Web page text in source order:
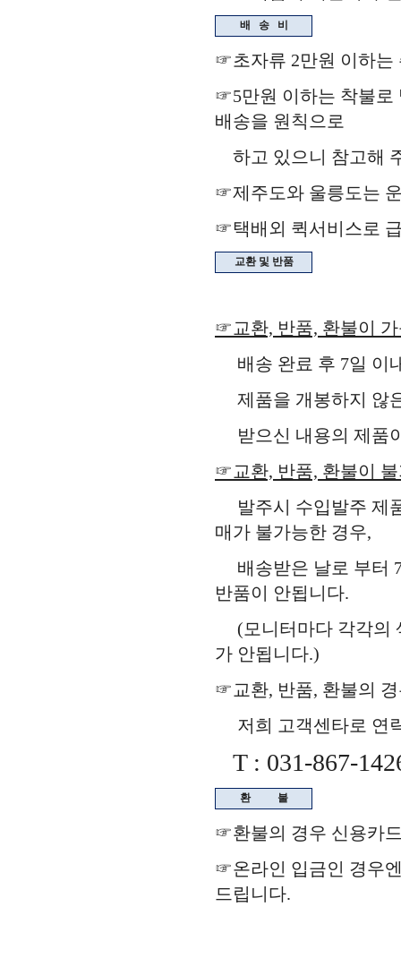
배 송 비
☞초자류 2만원 이하는
☞5만원 이하는 착불로
배송을 원칙으로
하고 있으니 참고해
☞제주도와 울릉도는
☞택배외 퀵서비스로
교환 및 반품
☞교환, 반품, 환불이
배송 완료 후 7일 이
제품을 개봉하지 않
받으신 내용의 제품
☞교환, 반품, 환불이
발주시 수입발주 제
매가 불가능한 경우,
배송받은 날로 부터
반품이 안됩니다.
(모니터마다 각각의
가 안됩니다.)
☞교환, 반품, 환불의
저희 고객센타로 연
T : 031-867-
환 불
☞환불의 경우 신용카
☞온라인 입금인 경우
드립니다.